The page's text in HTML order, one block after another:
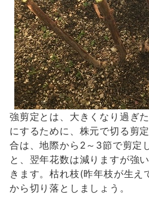
強剪定とは、大きくなり過ぎ
にするために、株元で切る剪
合は、地際から2～3節で剪定
と、翌年花数は減りますが強
きます。枯れ枝(昨年枝が生え
から切り落としましょう。